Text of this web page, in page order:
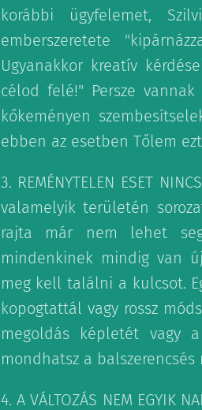
korábbi ügyfelemet,
emberszeretete
Ugyanakkor kreatív
célod felé!" Persze
kőkeményen
ebben az esetben Tőlem
3. REMÉNYTELEN ESET
valamelyik területén
rajta már nem lehet
mindenkinek mindig van
meg kell találni a kulcsot.
kopogtattál vagy rossz
megoldás képletét vagy
mondhatsz a balszerencsés
4. A VÁLTOZÁS NEM EGYIK